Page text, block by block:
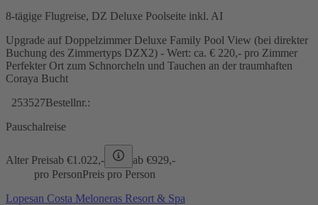
8-tägige Flugreise, DZ Deluxe Poolseite inkl. AI
Upgrade auf Doppelzimmer Deluxe Family Pool View (bei direkter
Buchung des Zimmertyps DZX2) - Wert: ca. € 220,- pro Zimmer
Perfekter Ort zum Schnorcheln und Tauchen an der traumhaften
Coraya Bucht
253527Bestellnr.:
Pauschalreise
Alter Preisab €1.022,- ab €929,-
pro PersonPreis pro Person
Lopesan Costa Meloneras Resort & Spa